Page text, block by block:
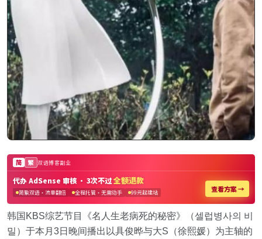
韩国KBS综艺节目《名人生老病死的秘密》（셀럽병사의 비
밀）于本月3日晚间播出以具俊晔与大S（徐熙媛）为主轴的